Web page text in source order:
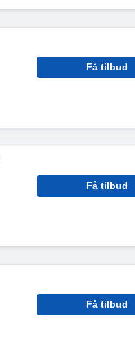
Få tilbud
Få tilbud
Få tilbud